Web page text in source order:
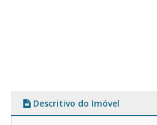
Descritivo do Imóvel